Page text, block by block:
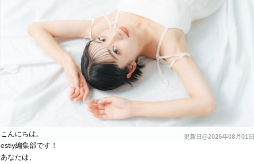
更新日@2026年08月01日
こんにちは。
estiy編集部です！
あなたは、